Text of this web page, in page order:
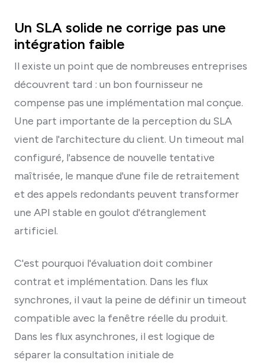
Un SLA solide ne corrige pas une
intégration faible
Il existe un point que de nombreuses entreprises
découvrent tard : un bon fournisseur ne
compense pas une implémentation mal conçue.
Une part importante de la perception du SLA
vient de l'architecture du client. Un timeout mal
configuré, l'absence de nouvelle tentative
maîtrisée, le manque d'une file de retraitement
et des appels redondants peuvent transformer
une API stable en goulot d'étranglement
artificiel.
C'est pourquoi l'évaluation doit combiner
contrat et implémentation. Dans les flux
synchrones, il vaut la peine de définir un timeout
compatible avec la fenêtre réelle du produit.
Dans les flux asynchrones, il est logique de
séparer la consultation initiale de